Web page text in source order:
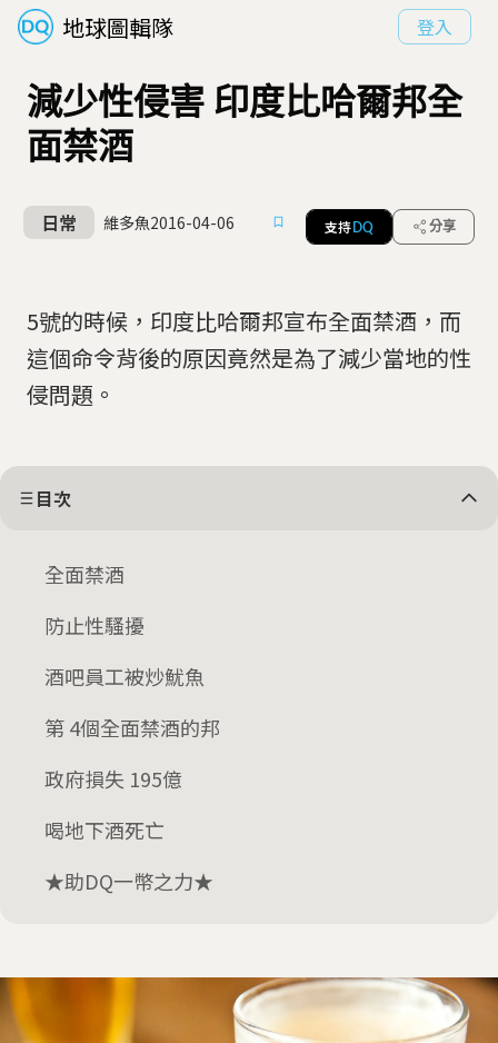
地球圖輯隊 登入
減少性侵害 印度比哈爾邦全
面禁酒
日常 維多魚2016-04-06 支持 DQ 分享
5號的時候，印度比哈爾邦宣布全面禁酒，而
這個命令背後的原因竟然是為了減少當地的性
侵問題。
目次
全面禁酒
防止性騷擾
酒吧員工被炒魷魚
第 4個全面禁酒的邦
政府損失 195億
喝地下酒死亡
★助DQ一幣之力★